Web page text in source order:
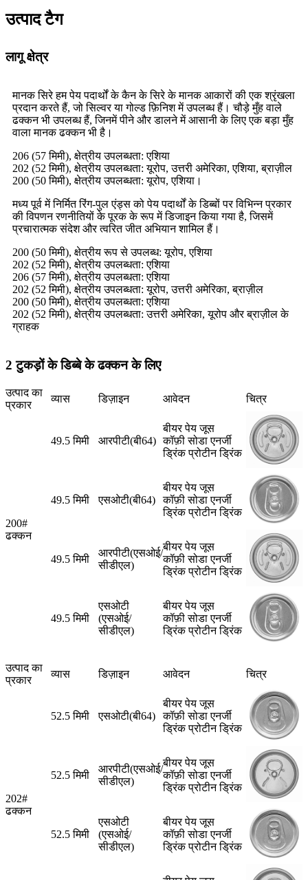
उत्पाद टैग
लागू क्षेत्र
मानक सिरे हम पेय पदार्थों के कैन के सिरे के मानक आकारों की एक श्रृंखला
प्रदान करते हैं, जो सिल्वर या गोल्ड फ़िनिश में उपलब्ध हैं। चौड़े मुँह वाले
ढक्कन भी उपलब्ध हैं, जिनमें पीने और डालने में आसानी के लिए एक बड़ा मुँह
वाला मानक ढक्कन भी है।
206 (57 मिमी), क्षेत्रीय उपलब्धता: एशिया
202 (52 मिमी), क्षेत्रीय उपलब्धता: यूरोप, उत्तरी अमेरिका, एशिया, ब्राज़ील
200 (50 मिमी), क्षेत्रीय उपलब्धता: यूरोप, एशिया।
मध्य पूर्व में निर्मित रिंग-पुल एंड्स को पेय पदार्थों के डिब्बों पर विभिन्न प्रकार
की विपणन रणनीतियों के पूरक के रूप में डिजाइन किया गया है, जिसमें
प्रचारात्मक संदेश और त्वरित जीत अभियान शामिल हैं।
200 (50 मिमी), क्षेत्रीय रूप से उपलब्ध: यूरोप, एशिया
202 (52 मिमी), क्षेत्रीय उपलब्धता: एशिया
206 (57 मिमी), क्षेत्रीय उपलब्धता: एशिया
202 (52 मिमी), क्षेत्रीय उपलब्धता: यूरोप, उत्तरी अमेरिका, ब्राज़ील
200 (50 मिमी), क्षेत्रीय उपलब्धता: एशिया
202 (52 मिमी), क्षेत्रीय उपलब्धता: उत्तरी अमेरिका, यूरोप और ब्राज़ील के
ग्राहक
2 टुकड़ों के डिब्बे के ढक्कन के लिए
उत्पाद का
प्रकार
व्यास डिज़ाइन आवेदन चित्र
200#
ढक्कन
49.5 मिमी आरपीटी(बी64)
बीयर पेय जूस
कॉफ़ी सोडा एनर्जी
ड्रिंक प्रोटीन ड्रिंक
49.5 मिमी एसओटी(बी64)
बीयर पेय जूस
कॉफ़ी सोडा एनर्जी
ड्रिंक प्रोटीन ड्रिंक
49.5 मिमी
आरपीटी(एसओई/
सीडीएल)
बीयर पेय जूस
कॉफ़ी सोडा एनर्जी
ड्रिंक प्रोटीन ड्रिंक
49.5 मिमी
एसओटी
(एसओई/
सीडीएल)
बीयर पेय जूस
कॉफ़ी सोडा एनर्जी
ड्रिंक प्रोटीन ड्रिंक
उत्पाद का
प्रकार
व्यास डिज़ाइन आवेदन चित्र
202#
ढक्कन
52.5 मिमी एसओटी(बी64)
बीयर पेय जूस
कॉफ़ी सोडा एनर्जी
ड्रिंक प्रोटीन ड्रिंक
52.5 मिमी
आरपीटी(एसओई/
सीडीएल)
बीयर पेय जूस
कॉफ़ी सोडा एनर्जी
ड्रिंक प्रोटीन ड्रिंक
52.5 मिमी
एसओटी
(एसओई/
सीडीएल)
बीयर पेय जूस
कॉफ़ी सोडा एनर्जी
ड्रिंक प्रोटीन ड्रिंक